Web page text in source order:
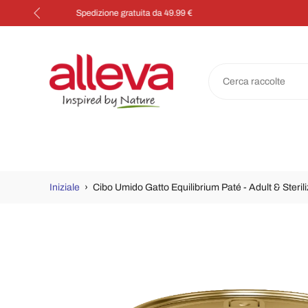
Salta
Iniziale › Cibo Umido Gatto Equilibrium Paté - Adult &